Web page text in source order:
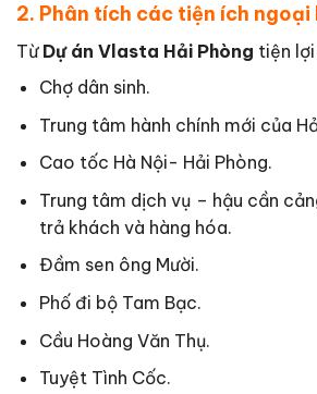
2. Phân tích các tiện ích ngoại
Từ Dự án Vlasta Hải Phòng tiện
Chợ dân sinh.
Trung tâm hành chính mới của
Cao tốc Hà Nội- Hải Phòng.
Trung tâm dịch vụ – hậu cần
trả khách và hàng hóa.
Đầm sen ông Mười.
Phố đi bộ Tam Bạc.
Cầu Hoàng Văn Thụ.
Tuyệt Tình Cốc.